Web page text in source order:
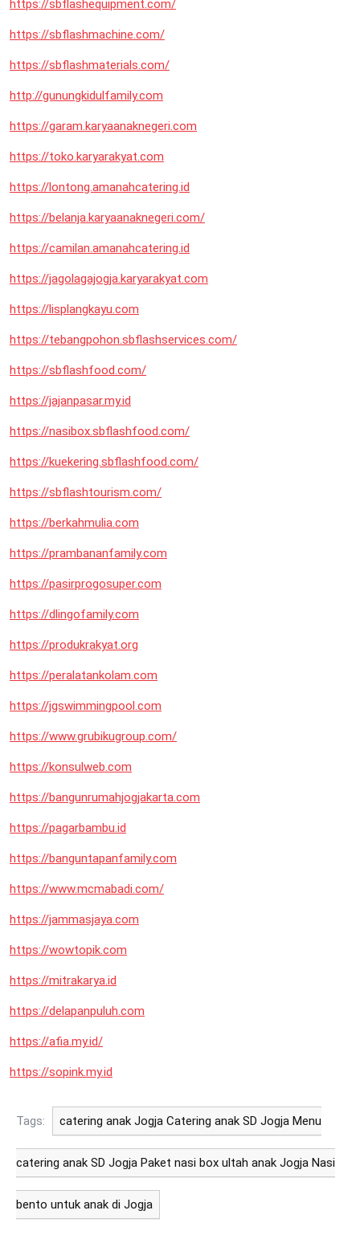
https://sbflashequipment.com/
https://sbflashmachine.com/
https://sbflashmaterials.com/
http://gunungkidulfamily.com
https://garam.karyaanaknegeri.com
https://toko.karyarakyat.com
https://lontong.amanahcatering.id
https://belanja.karyaanaknegeri.com/
https://camilan.amanahcatering.id
https://jagolagajogja.karyarakyat.com
https://lisplangkayu.com
https://tebangpohon.sbflashservices.com/
https://sbflashfood.com/
https://jajanpasar.my.id
https://nasibox.sbflashfood.com/
https://kuekering.sbflashfood.com/
https://sbflashtourism.com/
https://berkahmulia.com
https://prambananfamily.com
https://pasirprogosuper.com
https://dlingofamily.com
https://produkrakyat.org
https://peralatankolam.com
https://jgswimmingpool.com
https://www.grubikugroup.com/
https://konsulweb.com
https://bangunrumahjogjakarta.com
https://pagarbambu.id
https://banguntapanfamily.com
https://www.mcmabadi.com/
https://jammasjaya.com
https://wowtopik.com
https://mitrakarya.id
https://delapanpuluh.com
https://afia.my.id/
https://sopink.my.id
Tags: catering anak Jogja Catering anak SD Jogja Menu
catering anak SD Jogja Paket nasi box ultah anak Jogja Nasi
bento untuk anak di Jogja